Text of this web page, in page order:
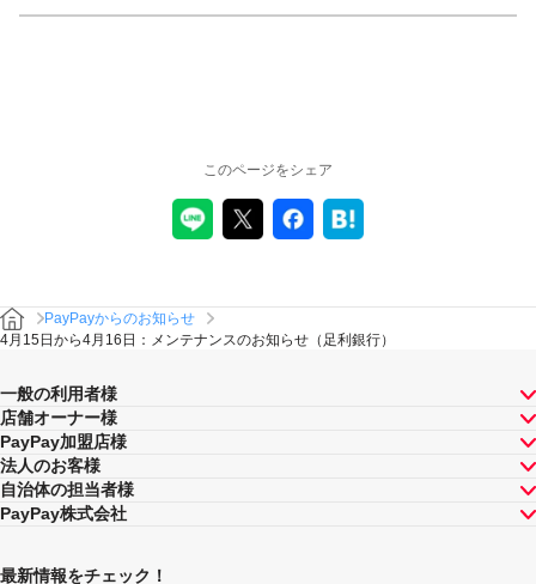
このページをシェア
PayPayからのお知らせ
4月15日から4月16日：メンテナンスのお知らせ（足利銀行）
一般の利用者様
店舗オーナー様
PayPay加盟店様
法人のお客様
自治体の担当者様
PayPay株式会社
最新情報をチェック！